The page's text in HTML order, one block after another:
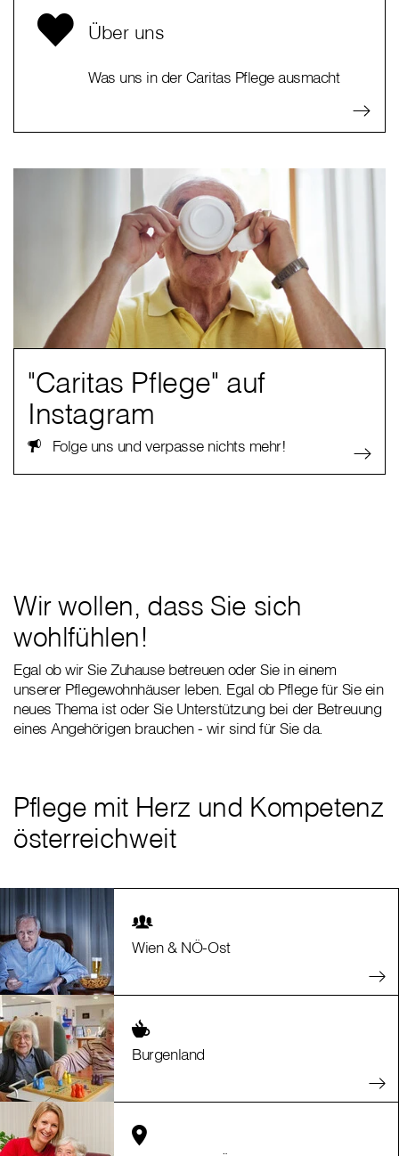
Über uns
Was uns in der Caritas Pflege ausmacht
"Caritas Pflege" auf
Instagram
Folge uns und verpasse nichts mehr!
Wir wollen, dass Sie sich
wohlfühlen!
Egal ob wir Sie Zuhause betreuen oder Sie in einem
unserer Pflegewohnhäuser leben. Egal ob Pflege für Sie ein
neues Thema ist oder Sie Unterstützung bei der Betreuung
eines Angehörigen brauchen - wir sind für Sie da.
Pflege mit Herz und Kompetenz
österreichweit
Wien & NÖ-Ost
Burgenland